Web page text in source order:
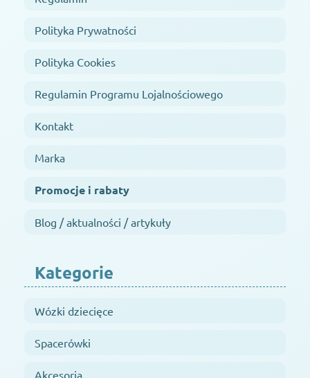
Polityka Prywatności
Polityka Cookies
Regulamin Programu Lojalnościowego
Kontakt
Marka
Promocje i rabaty
Blog / aktualności / artykuły
Kategorie
Wózki dziecięce
Spacerówki
Akcesoria